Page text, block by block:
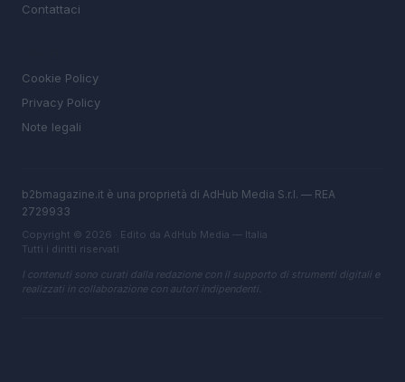
Contattaci
Cookie Policy
Privacy Policy
Note legali
b2bmagazine.it è una proprietà di AdHub Media S.r.l. — REA
2729933
Copyright © 2026 · Edito da AdHub Media — Italia
Tutti i diritti riservati
I contenuti sono curati dalla redazione con il supporto di strumenti digitali e
realizzati in collaborazione con autori indipendenti.